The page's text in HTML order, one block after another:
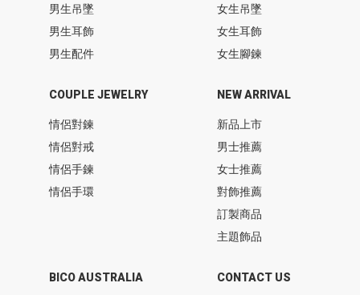
男生吊墜
男生耳飾
男生配件
女生吊墜
女生耳飾
女生腳鍊
COUPLE JEWELRY
情侶對鍊
情侶對戒
情侶手鍊
情侶手環
BICO AUSTRALIA
NEW ARRIVAL
新品上市
男士推薦
女士推薦
對飾推薦
訂製商品
主題飾品
CONTACT US